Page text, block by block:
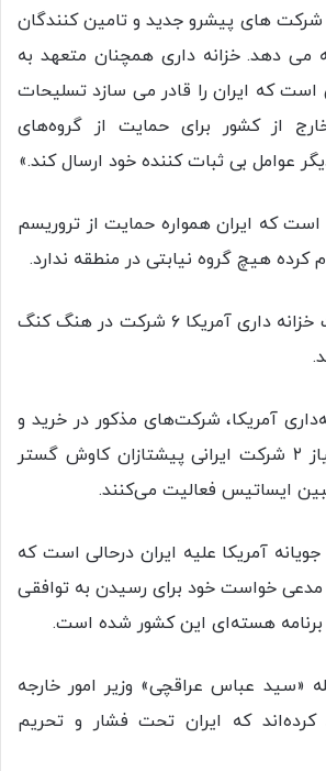
شرکت های پیشرو جدید و تامین کنندگان
می دهد. خزانه داری همچنان متعهد به
که ایران را قادر می سازد تسلیحات
از کشور برای حمایت از گروه‌های
عوامل بی ثبات کننده خود ارسال کند.»
که ایران همواره حمایت از تروریسم
کرده هیچ گروه نیابتی در منطقه ندارد.
براساس بیانیه وزارت خزانه داری آمریکا ۶ شرکت در هنگ کنگ
آمریکا، شرکت‌های مذکور در خرید و
انتقال اجزای مورد نیاز ۲ شرکت ایرانی پیشتازان کاوش گستر
ایساتیس فعالیت می‌کنند.
آمریکا علیه ایران درحالی است که
مدعی خواست خود برای رسیدن به توافقی
برنامه هسته‌ای این کشور شده است.
«سید عباس عراقچی» وزیر امور خارجه
کرده‌اند که ایران تحت فشار و تحریم